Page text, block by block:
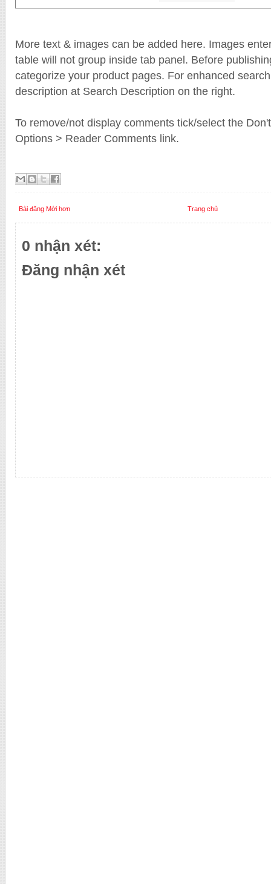
More text & images can be added here. Images
table will not group inside tab panel. Before
categorize your product pages. For enhanced
description at Search Description on the right.
To remove/not display comments tick/select the
Options > Reader Comments link.
Bài đăng Mới hơn Trang chủ
0 nhận xét:
Đăng nhận xét